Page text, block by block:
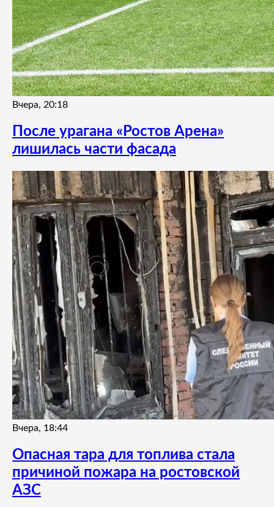
Вчера, 20:18
После урагана «Ростов Арена»
лишилась части фасада
Вчера, 18:44
Опасная тара для топлива стала
причиной пожара на ростовской
АЗС